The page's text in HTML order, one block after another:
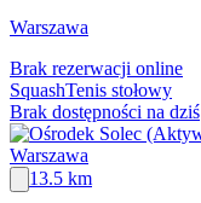
Warszawa
Brak rezerwacji online
SquashTenis stołowy
Brak dostępności na dziś
13.5 km